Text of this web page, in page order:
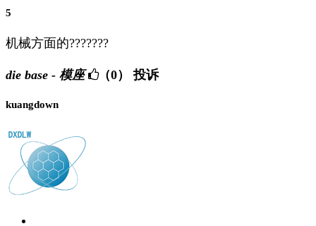
5
机械方面的???????
die base - 模座 （0） 投诉
kuangdown